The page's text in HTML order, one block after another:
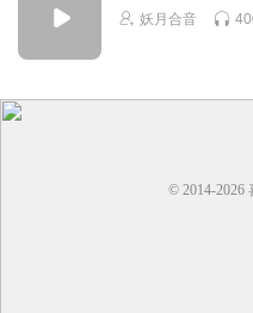
妖月合音
© 2014-2026